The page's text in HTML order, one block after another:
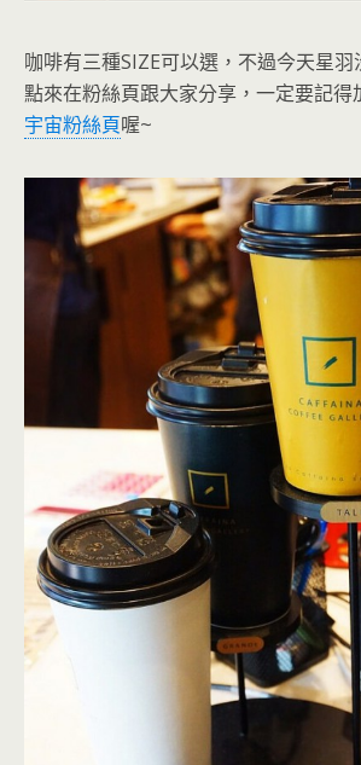
咖啡有三種SIZE可以選 ，不過今天星
點來在粉絲頁跟大家分享，一定要記得
宇宙粉絲頁喔~